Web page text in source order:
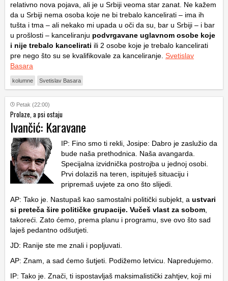
relativno nova pojava, ali je u Srbiji veoma star zanat. Ne kažem
da u Srbiji nema osoba koje ne bi trebalo kancelirati – ima ih
tušta i tma – ali nekako mi upada u oči da su, bar u Srbiji – i bar
u prošlosti – kanceliranju podvrgavane uglavnom osobe koje
i nije trebalo kancelirati ili 2 osobe koje je trebalo kancelirati
pre nego što su se kvalifikovale za kanceliranje. Svetislav
Basara
kolumne Svetislav Basara
Petak (22:00)
Prolaze, a psi ostaju
Ivančić: Karavane
IP: Fino smo ti rekli, Josipe: Dabro je zaslužio da
bude naša prethodnica. Naša avangarda.
Specijalna izvidnička postrojba u jednoj osobi.
Prvi dolaziš na teren, ispituješ situaciju i
pripremaš uvjete za ono što slijedi.
AP: Tako je. Nastupaš kao samostalni politički subjekt, a ustvari
si preteča šire političke grupacije. Vučeš vlast za sobom
takoreći. Zato ćemo, prema planu i programu, sve ovo što sad
laješ pedantno odšutjeti.
JD: Ranije ste me znali i popljuvati.
AP: Znam, a sad ćemo šutjeti. Podižemo letvicu. Napredujemo.
IP: Tako je. Znači, ti ispostavljaš maksimalistički zahtjev, koji mi